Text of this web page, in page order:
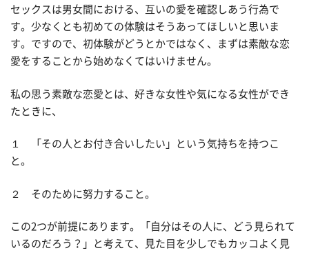
セックスは男女間における、互いの愛を確認しあう行為で
す。少なくとも初めての体験はそうあってほしいと思いま
す。ですので、初体験がどうとかではなく、まずは素敵な恋
愛をすることから始めなくてはいけません。
私の思う素敵な恋愛とは、好きな女性や気になる女性ができ
たときに、
１ 「その人とお付き合いしたい」という気持ちを持つこ
と。
２ そのために努力すること。
この2つが前提にあります。「自分はその人に、どう見られて
いるのだろう？」と考えて、見た目を少しでもカッコよく見